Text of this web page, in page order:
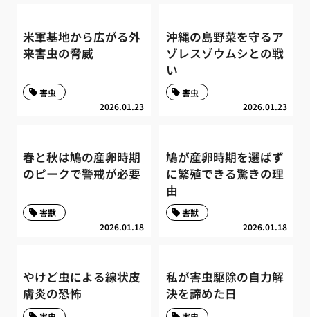
米軍基地から広がる外
来害虫の脅威
2026.01.23
害虫
沖縄の島野菜を守るア
ゾレスゾウムシとの戦
い
2026.01.23
害虫
春と秋は鳩の産卵時期
のピークで警戒が必要
2026.01.18
害獣
鳩が産卵時期を選ばず
に繁殖できる驚きの理
由
2026.01.18
害獣
やけど虫による線状皮
膚炎の恐怖
私が害虫駆除の自力解
決を諦めた日